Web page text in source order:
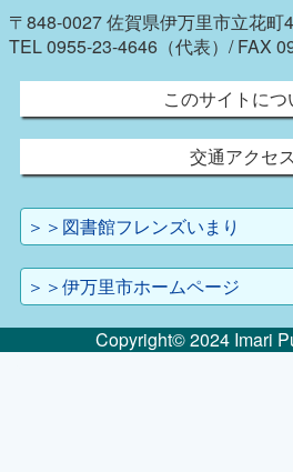
〒848-0027 佐賀県伊万里市立花町
TEL 0955-23-4646（代表）/ FAX
このサイトにつ
交通アクセス
＞＞図書館フレンズいまり
＞＞伊万里市ホームページ
Copyright© 2024 Imari